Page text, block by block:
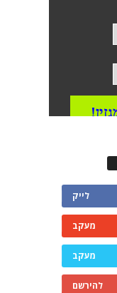
לייק
מעקב
מעקב
להירשם